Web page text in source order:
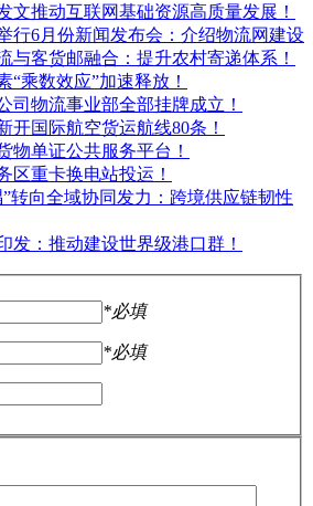
文推动互联网基础资源高质量发展！
行6月份新闻发布会：介绍物流网建设
与客货邮融合：提升农村寄递体系！
“乘数效应”加速释放！
司物流事业部全部挂牌成立！
开国际航空货运航线80条！
物单证公共服务平台！
区重卡换电站投运！
转向全域协同发力：跨境供应链韧性
发：推动建设世界级港口群！
*必填
*必填